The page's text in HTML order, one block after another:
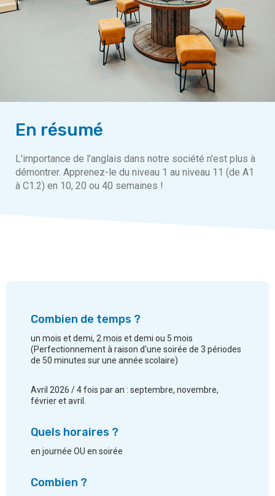
En résumé
L'importance de l'anglais dans notre société n'est plus à
démontrer. Apprenez-le du niveau 1 au niveau 11 (de A1
à C1.2) en 10, 20 ou 40 semaines !
Combien de temps ?
un mois et demi, 2 mois et demi ou 5 mois
(Perfectionnement à raison d'une soirée de 3 périodes
de 50 minutes sur une année scolaire)
Avril 2026 / 4 fois par an : septembre, novembre,
février et avril.
Quels horaires ?
en journée OU en soirée
Combien ?